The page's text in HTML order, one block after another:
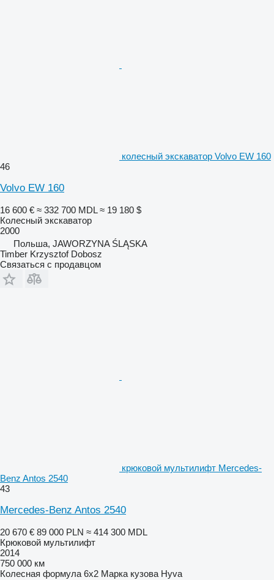
колесный экскаватор Volvo EW 160
46
Volvo EW 160
16 600 € ≈ 332 700 MDL ≈ 19 180 $
Колесный экскаватор
2000
Польша, JAWORZYNA ŚLĄSKA
Timber Krzysztof Dobosz
Связаться с продавцом
крюковой мультилифт Mercedes-
Benz Antos 2540
43
Mercedes-Benz Antos 2540
20 670 € 89 000 PLN ≈ 414 300 MDL
Крюковой мультилифт
2014
750 000 км
Колесная формула 6x2 Марка кузова Hyva